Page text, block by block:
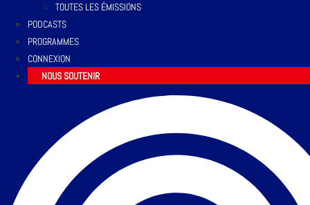
TOUTES LES ÉMISSIONS
PODCASTS
PROGRAMMES
CONNEXION
NOUS SOUTENIR